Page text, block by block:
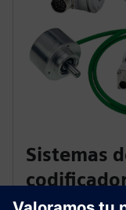
Sistemas